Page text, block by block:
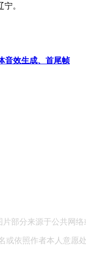
。
音效生成、首尾帧
部分来源于公共网
或依照作者本人意愿